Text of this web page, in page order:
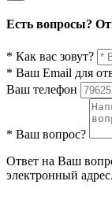
Есть вопросы?
* Как вас зовут?
* Ваш Email для
Ваш телефон
* Ваш вопрос?
Ответ на Ваш
электронный адрес.